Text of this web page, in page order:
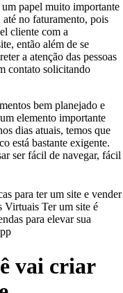
um papel muito importante
no faturamento, pois
cliente com a
então além de se
a atenção das pessoas
contato solicitando
bem planejado e
elemento importante
dias atuais, temos que
está bastante exigente.
ser fácil de navegar, fácil
vai criar